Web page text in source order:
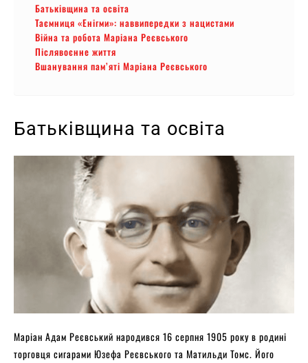
Батьківщина та освіта
Таємниця «Енігми»: наввипередки з нацистами
Війна та робота Маріана Реєвського
Післявоєнне життя
Вшанування пам’яті Маріана Реєвського
Батьківщина та освіта
Маріан Адам Реєвський народився 16 серпня 1905 року в родині
торговця сигарами Юзефа Реєвського та Матильди Томс. Його